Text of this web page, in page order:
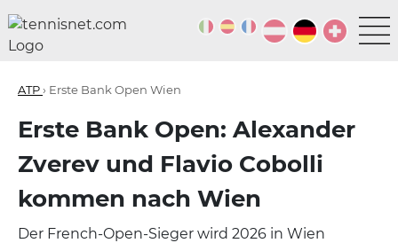
ATP› Erste Bank Open Wien
Erste Bank Open: Alexander
Zverev und Flavio Cobolli
kommen nach Wien
Der French-Open-Sieger wird 2026 in Wien